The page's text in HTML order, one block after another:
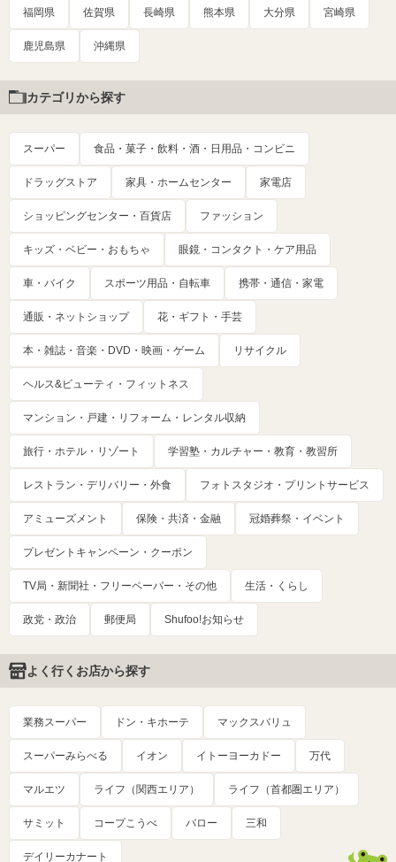
福岡県 佐賀県 長崎県 熊本県 大分県 宮崎県
鹿児島県 沖縄県
カテゴリから探す
スーパー 食品・菓子・飲料・酒・日用品・コンビニ
ドラッグストア 家具・ホームセンター 家電店
ショッピングセンター・百貨店 ファッション
キッズ・ベビー・おもちゃ 眼鏡・コンタクト・ケア用品
車・バイク スポーツ用品・自転車 携帯・通信・家電
通販・ネットショップ 花・ギフト・手芸
本・雑誌・音楽・DVD・映画・ゲーム リサイクル
ヘルス&ビューティ・フィットネス
マンション・戸建・リフォーム・レンタル収納
旅行・ホテル・リゾート 学習塾・カルチャー・教育・教習所
レストラン・デリバリー・外食 フォトスタジオ・プリントサービス
アミューズメント 保険・共済・金融 冠婚葬祭・イベント
プレゼントキャンペーン・クーポン
TV局・新聞社・フリーペーパー・その他 生活・くらし
政党・政治 郵便局 Shufoo!お知らせ
よく行くお店から探す
業務スーパー ドン・キホーテ マックスバリュ
スーパーみらべる イオン イトーヨーカドー 万代
マルエツ ライフ（関西エリア） ライフ（首都圏エリア）
サミット コープこうべ バロー 三和
デイリーカナート